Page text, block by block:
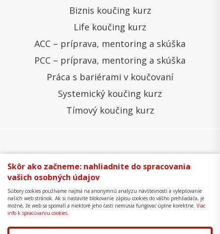
Biznis koučing kurz
Life koučing kurz
ACC – príprava, mentoring a skúška
PCC – príprava, mentoring a skúška
Práca s bariérami v koučovaní
Systemický koučing kurz
Tímový koučing kurz
Všeobecné obchodné podmienky
Správa cookies
Ochrana osobných údajov
Formulár na odstúpenie
Mapa stránky
Copyright © 2018 - 2026 Business Coaching College,
s.r.o.
Skôr ako začneme: nahliadnite do spracovania
vašich osobných údajov
Súbory cookies používame najmä na anonymnú analýzu návštevnosti a vylepšovanie
našich web stránok. Ak si nastavíte blokovanie zápisu cookies do vášho prehliadača, je
možné, že web sa spomalí a niektoré jeho časti nemusia fungovať úplne korektne. Viac
info k spracúvaniu cookies.